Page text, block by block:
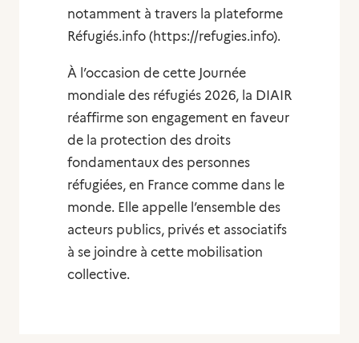
notamment à travers la plateforme
Réfugiés.info (https://refugies.info).
À l’occasion de cette Journée
mondiale des réfugiés 2026, la DIAIR
réaffirme son engagement en faveur
de la protection des droits
fondamentaux des personnes
réfugiées, en France comme dans le
monde. Elle appelle l’ensemble des
acteurs publics, privés et associatifs
à se joindre à cette mobilisation
collective.